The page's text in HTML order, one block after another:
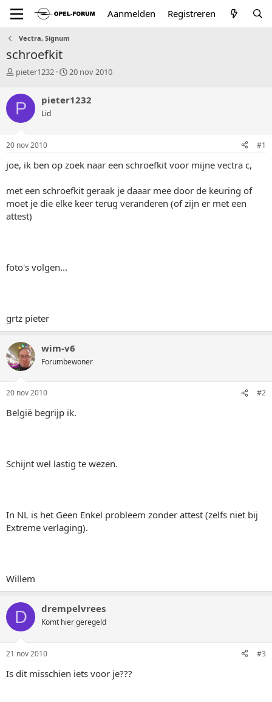
Aanmelden Registreren
Vectra, Signum
schroefkit
T
p
i
c
s
a
t
r
pieter1232
S
a
m
20 nov 2010
P pieter1232
Lid
20 nov 2010 #1
joe, ik ben op zoek naar een schroefkit voor mijne vectra c,
met een schroefkit geraak je daaar mee door de keuring of
moet je die elke keer terug veranderen (of zijn er met een
attest)
foto's volgen...
grtz pieter
wim-v6
Forumbewoner
20 nov 2010 #2
België begrijp ik.
Schijnt wel lastig te wezen.
In NL is het Geen Enkel probleem zonder attest (zelfs niet bij
Extreme verlaging).
Willem
D drempelvrees
Komt hier geregeld
21 nov 2010 #3
Is dit misschien iets voor je???